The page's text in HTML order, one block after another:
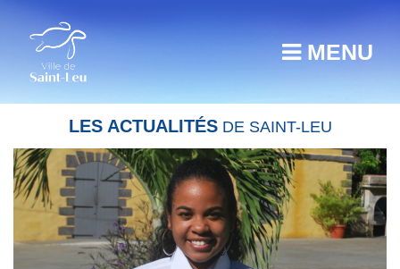
MENU
LES ACTUALITÉSDE SAINT-LEU